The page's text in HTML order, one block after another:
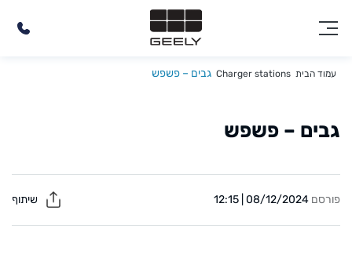
עמוד הבית Charger stations גבים – פשפש
גבים – פשפש
פורסם 08/12/2024 | 12:15